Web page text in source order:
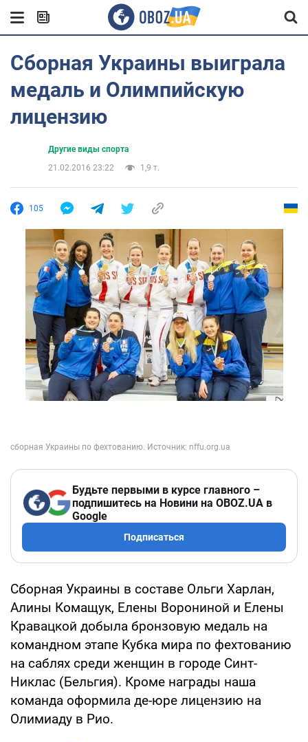
Сборная Украины выиграла
медаль и Олимпийскую
лицензию
Другие виды спорта
21.02.2016 23:22
1,9 т.
105
Будьте первыми в курсе главного –
подпишитесь на Новини на OBOZ.UA в
Google
Подписаться
Сборная Украины в составе Ольги Харлан,
Алины Комащук, Елены Ворониной и Елены
Кравацкой добыла бронзовую медаль на
командном этапе Кубка мира по фехтованию
на саблях среди женщин в городе Синт-
Никлас (Бельгия). Кроме награды наша
команда оформила де-юре лицензию на
Олимиаду в Рио.